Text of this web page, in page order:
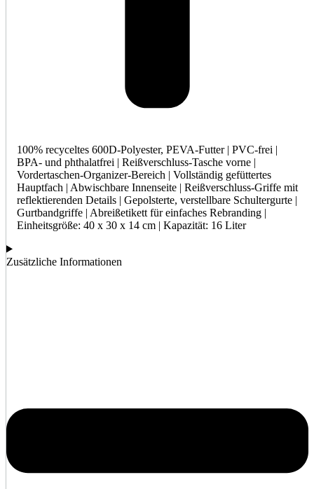
100% recyceltes 600D-Polyester, PEVA-Futter | PVC-frei |
BPA- und phthalatfrei | Reißverschluss-Tasche vorne |
Vordertaschen-Organizer-Bereich | Vollständig gefüttertes
Hauptfach | Abwischbare Innenseite | Reißverschluss-Griffe mit
reflektierenden Details | Gepolsterte, verstellbare Schultergurte |
Gurtbandgriffe | Abreißetikett für einfaches Rebranding |
Einheitsgröße: 40 x 30 x 14 cm | Kapazität: 16 Liter
Zusätzliche Informationen